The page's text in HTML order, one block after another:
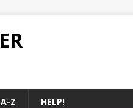
A-Z
HELP!